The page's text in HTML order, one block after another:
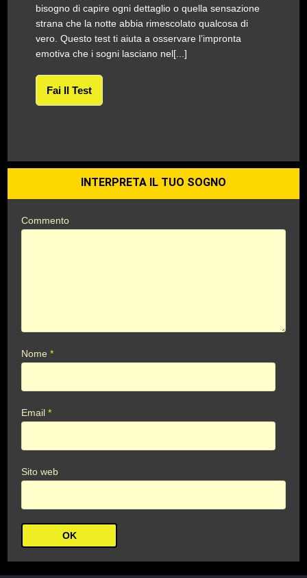
bisogno di capire ogni dettaglio o quella sensazione
strana che la notte abbia rimescolato qualcosa di
vero. Questo test ti aiuta a osservare l’impronta
emotiva che i sogni lasciano nel[...]
Fai Il Test
INTERPRETA IL TUO SOGNO
Commento
Nome*
Email*
Sito web